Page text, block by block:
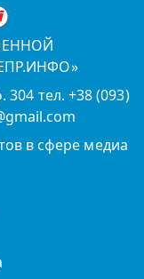
тел. +38 (093)
в сфере медиа